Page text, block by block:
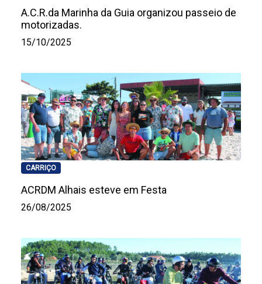
A.C.R.da Marinha da Guia organizou passeio de
motorizadas.
15/10/2025
CARRIÇO
ACRDM Alhais esteve em Festa
26/08/2025